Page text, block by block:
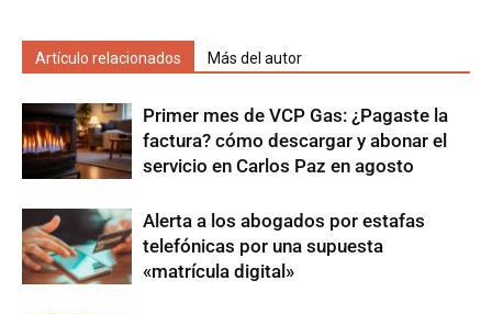
Artículo relacionados Más del autor
Primer mes de VCP Gas: ¿Pagaste la
factura? cómo descargar y abonar el
servicio en Carlos Paz en agosto
Alerta a los abogados por estafas
telefónicas por una supuesta
«matrícula digital»